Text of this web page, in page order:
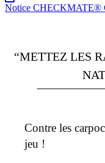
Notice CHECKMATE®
“METTEZ LES
Contre les
jeu !